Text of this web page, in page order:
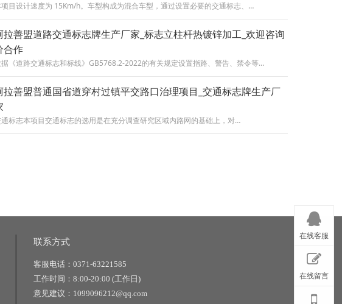
目设计速度为 15Km/h。车型构成为混合车型，通过设置必要的交通标志、…
拉善盟道路交通标志牌生产厂家_标志立柱杆热镀锌加工_欢迎咨询
合作
《道路交通标志和标线》GB5768.2-2022的有关规定设置指路、警告、禁令等…
拉善盟普通国省道穿村过镇平交路口治理项目_交通标志牌生产厂
标志本项目交通标志的选用是在充分调查研究区域内路网的基础上，对…
联系方式
客服电话：0371-63221585
工作时间：8:00-20:00 (工作日)
意见建议：1099096212@qq.com
在线客服
在线留言